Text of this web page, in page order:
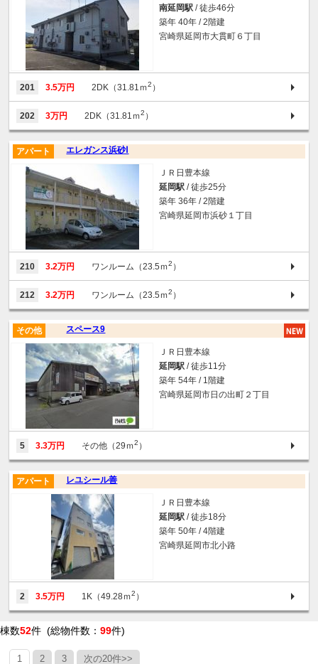
南延岡駅 / 徒歩46分
築年 40年 / 2階建
宮崎県延岡市大貫町６丁目
201 3.5万円 2DK（31.81ｍ2 ）
202 3万円 2DK（31.81ｍ2 ）
エレガンス浜砂Ⅰ
アパート
ＪＲ日豊本線
延岡駅 / 徒歩25分
築年 36年 / 2階建
宮崎県延岡市浜砂１丁目
210 3.2万円 ワンルーム（23.5ｍ2 ）
212 3.2万円 ワンルーム（23.5ｍ2 ）
スペース9
その他
ＪＲ日豊本線
延岡駅 / 徒歩11分
築年 54年 / 1階建
宮崎県延岡市日の出町２丁目
5 3.3万円 その他（29ｍ2 ）
レユシール善
アパート
ＪＲ日豊本線
延岡駅 / 徒歩18分
築年 50年 / 4階建
宮崎県延岡市北小路
2 3.5万円 1K（49.28ｍ2 ）
棟数52件 (総物件数： 99件)
1 2 3 次の20件>>